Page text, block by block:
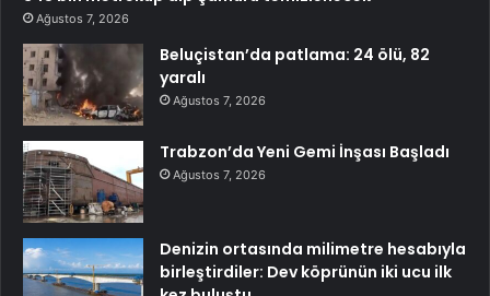
Ağustos 7, 2026
Beluçistan’da patlama: 24 ölü, 82
yaralı
Ağustos 7, 2026
Trabzon’da Yeni Gemi İnşası Başladı
Ağustos 7, 2026
Denizin ortasında milimetre hesabıyla
birleştirdiler: Dev köprünün iki ucu ilk